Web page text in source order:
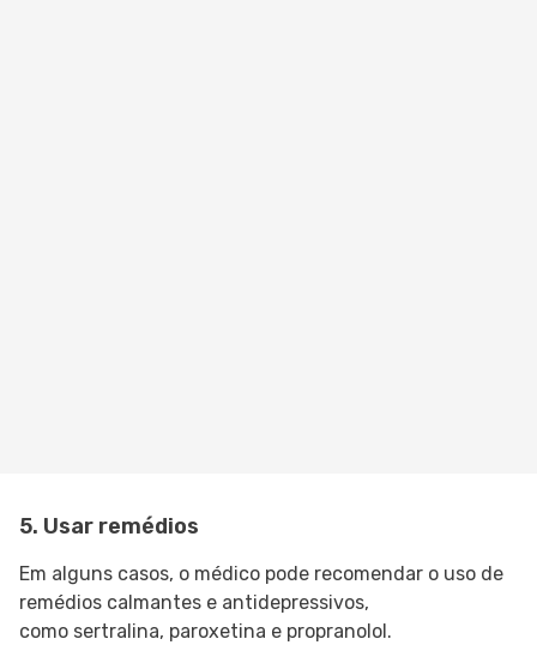
5. Usar remédios
Em alguns casos, o médico pode recomendar o uso de
remédios calmantes e antidepressivos,
como sertralina, paroxetina e propranolol.